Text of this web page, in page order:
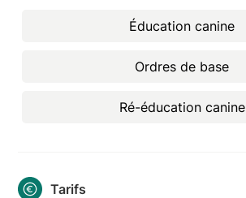
Éducation canine
Ordres de base
Ré-éducation canine
Tarifs